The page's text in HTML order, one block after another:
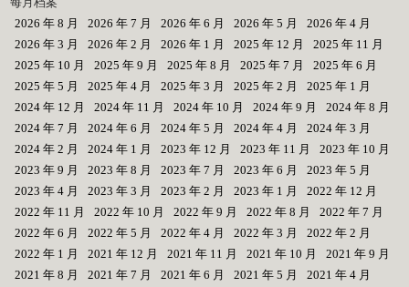
2026 年 8 月
2026 年 7 月 2026 年 6 月 2026 年 5 月
2026 年 4 月
2026 年 3 月
2026 年 2 月 2026 年 1 月 2025 年 12 月
2025 年 11 月
2025 年 10 月
2025 年 9 月 2025 年 8 月 2025 年 7 月
2025 年 6 月
2025 年 5 月
2025 年 4 月 2025 年 3 月 2025 年 2 月
2025 年 1 月
2024 年 12 月
2024 年 11 月 2024 年 10 月 2024 年 9 月
2024 年 8 月
2024 年 7 月
2024 年 6 月 2024 年 5 月 2024 年 4 月
2024 年 3 月
2024 年 2 月
2024 年 1 月 2023 年 12 月 2023 年 11 月
2023 年 10 月
2023 年 9 月
2023 年 8 月 2023 年 7 月 2023 年 6 月
2023 年 5 月
2023 年 4 月
2023 年 3 月 2023 年 2 月 2023 年 1 月
2022 年 12 月
2022 年 11 月
2022 年 10 月 2022 年 9 月 2022 年 8 月
2022 年 7 月
2022 年 6 月
2022 年 5 月 2022 年 4 月 2022 年 3 月
2022 年 2 月
2022 年 1 月
2021 年 12 月 2021 年 11 月 2021 年 10 月
2021 年 9 月
2021 年 8 月
2021 年 7 月 2021 年 6 月 2021 年 5 月
2021 年 4 月